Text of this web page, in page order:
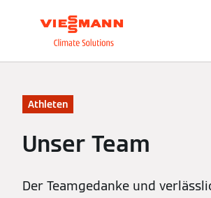
Athleten
Unser Team
Der Teamgedanke und